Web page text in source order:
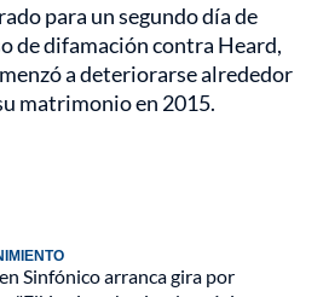
para un segundo día de
de difamación contra Heard,
a deteriorarse alrededor
matrimonio en 2015.
Sinfónico arranca gira por